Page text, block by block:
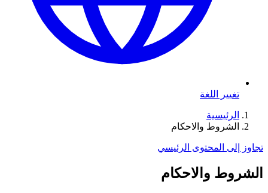
تغيير اللغة
الرئيسية
الشروط والاحكام
تجاوز إلى المحتوى الرئيسي
الشروط والاحكام